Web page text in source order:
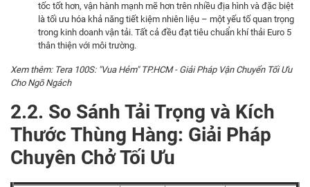
tốc tốt hơn, vận hành mạnh mẽ hơn trên nhiều địa hình và đặc biệt
là tối ưu hóa khả năng tiết kiệm nhiên liệu – một yếu tố quan trọng
trong kinh doanh vận tải. Tất cả đều đạt tiêu chuẩn khí thải Euro 5
thân thiện với môi trường.
​Xem thêm: Tera 100S: "Vua Hẻm" TP.HCM - Giải Pháp Vận Chuyển Tối Ưu
Cho Ngõ Ngách
2.2. So Sánh Tải Trọng và Kích
Thước Thùng Hàng: Giải Pháp
Chuyên Chở Tối Ưu